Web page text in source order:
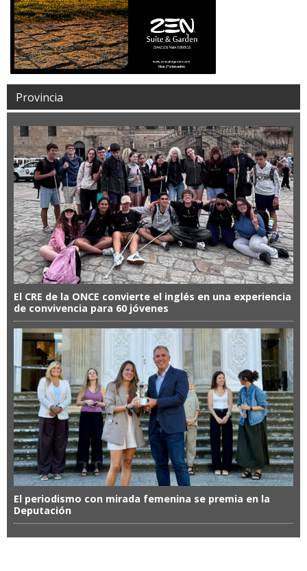
Provincia
El CRE de la ONCE convierte el inglés en una experiencia
de convivencia para 60 jóvenes
El periodismo con mirada femenina se premia en la
Deputación